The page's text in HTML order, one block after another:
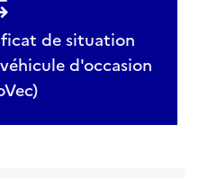
de situation
d'occasion